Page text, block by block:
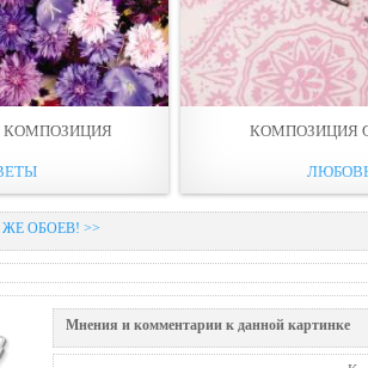
КОМПОЗИЦИЯ КОМПОЗИЦИЯ
ОБОЕВ! >>
Мнения и комментарии к данной картинке